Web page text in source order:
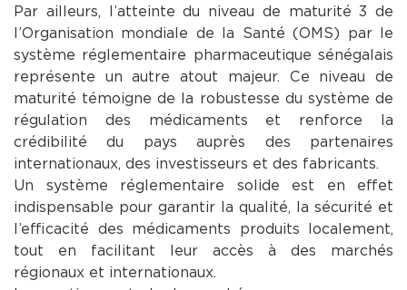
Par ailleurs, l’atteinte du niveau de maturité 3 de
l’Organisation mondiale de la Santé (OMS) par le
système réglementaire pharmaceutique sénégalais
représente un autre atout majeur. Ce niveau de
maturité témoigne de la robustesse du système de
régulation des médicaments et renforce la
crédibilité du pays auprès des partenaires
internationaux, des investisseurs et des fabricants.
Un système réglementaire solide est en effet
indispensable pour garantir la qualité, la sécurité et
l’efficacité des médicaments produits localement,
tout en facilitant leur accès à des marchés
régionaux et internationaux.